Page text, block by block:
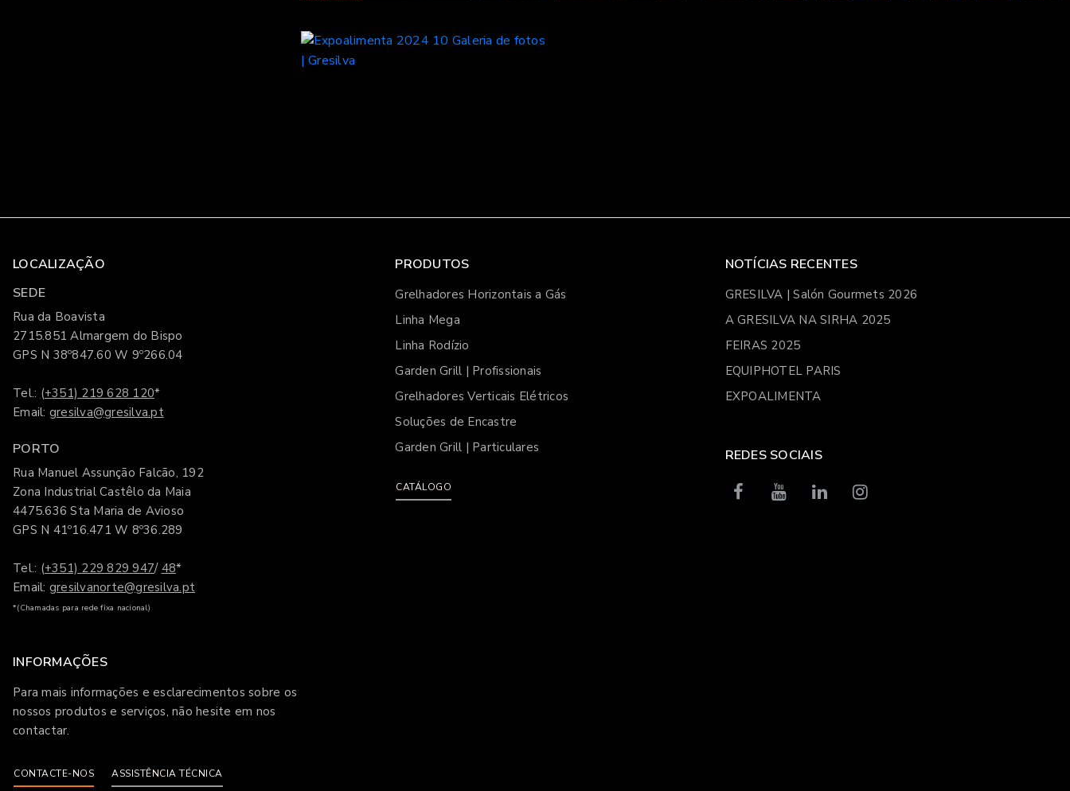
LOCALIZAÇÃO
SEDE
Rua da Boavista
2715.851 Almargem do Bispo
GPS N 38º847.60 W 9º266.04
Tel.: (+351) 219 628 120*
Email: gresilva@gresilva.pt
PORTO
Rua Manuel Assunção Falcão, 192
Zona Industrial Castêlo da Maia
4475.636 Sta Maria de Avioso
GPS N 41º16.471 W 8º36.289
Tel.: (+351) 229 829 947/ 48*
Email: gresilvanorte@gresilva.pt
*(Chamadas para rede fixa nacional)
INFORMAÇÕES
Para mais informações e esclarecimentos sobre os
nossos produtos e serviços, não hesite em nos
contactar.
CONTACTE-NOS ASSISTÊNCIA TÉCNICA
PRODUTOS
Grelhadores Horizontais a Gás
Linha Mega
Linha Rodízio
Garden Grill | Profissionais
Grelhadores Verticais Elétricos
Soluções de Encastre
Garden Grill | Particulares
CATÁLOGO
NOTÍCIAS RECENTES
GRESILVA | Salón Gourmets 2026
A GRESILVA NA SIRHA 2025
FEIRAS 2025
EQUIPHOTEL PARIS
EXPOALIMENTA
REDES SOCIAIS